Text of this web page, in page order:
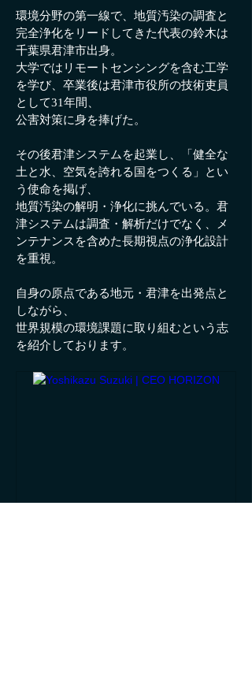
環境分野の第一線で、地質汚染の調査と
完全浄化をリードしてきた代表の鈴木は
千葉県君津市出身。
大学ではリモートセンシングを含む工学
を学び、卒業後は君津市役所の技術吏員
として31年間、
公害対策に身を捧げた。
その後君津システムを起業し、「健全な
土と水、空気を誇れる国をつくる」とい
う使命を掲げ、
地質汚染の解明・浄化に挑んでいる。君
津システムは調査・解析だけでなく、メ
ンテナンスを含めた長期視点の浄化設計
を重視。
自身の原点である地元・君津を出発点と
しながら、
世界規模の環境課題に取り組むという志
を紹介しております。